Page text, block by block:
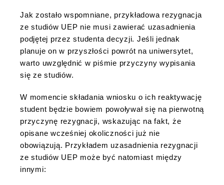
Jak zostało wspomniane, przykładowa rezygnacja
ze studiów UEP nie musi zawierać uzasadnienia
podjętej przez studenta decyzji. Jeśli jednak
planuje on w przyszłości powrót na uniwersytet,
warto uwzględnić w piśmie przyczyny wypisania
się ze studiów.
W momencie składania wniosku o ich reaktywację
student będzie bowiem powoływał się na pierwotną
przyczynę rezygnacji, wskazując na fakt, że
opisane wcześniej okoliczności już nie
obowiązują. Przykładem uzasadnienia rezygnacji
ze studiów UEP może być natomiast między
innymi: